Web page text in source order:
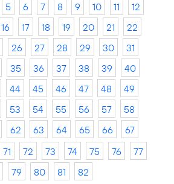
5 6 7 8 9 10 11
12
16 17 18 19 20 21
22
26 27 28 29 30
31
35 36 37 38 39
40
44 45 46 47 48
49
53 54 55 56 57
58
62 63 64 65 66
67
71 72 73 74 75 76
77
79 80 81 82